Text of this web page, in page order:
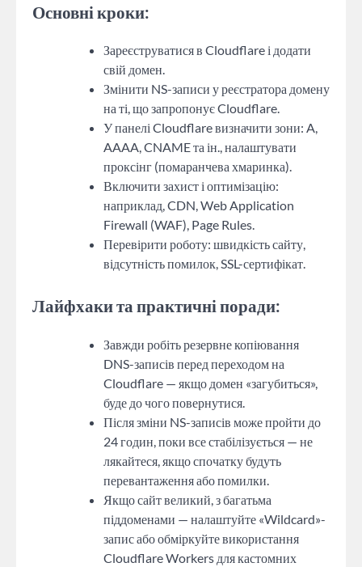
Основні кроки:
Зареєструватися в Cloudflare і додати
свій домен.
Змінити NS-записи у реєстратора домену
на ті, що запропонує Cloudflare.
У панелі Cloudflare визначити зони: A,
AAAA, CNAME та ін., налаштувати
проксінг (помаранчева хмаринка).
Включити захист і оптимізацію:
наприклад, CDN, Web Application
Firewall (WAF), Page Rules.
Перевірити роботу: швидкість сайту,
відсутність помилок, SSL-сертифікат.
Лайфхаки та практичні поради:
Завжди робіть резервне копіювання
DNS-записів перед переходом на
Cloudflare — якщо домен «загубиться»,
буде до чого повернутися.
Після зміни NS-записів може пройти до
24 годин, поки все стабілізується — не
лякайтеся, якщо спочатку будуть
перевантаження або помилки.
Якщо сайт великий, з багатьма
піддоменами — налаштуйте «Wildcard»-
запис або обміркуйте використання
Cloudflare Workers для кастомних